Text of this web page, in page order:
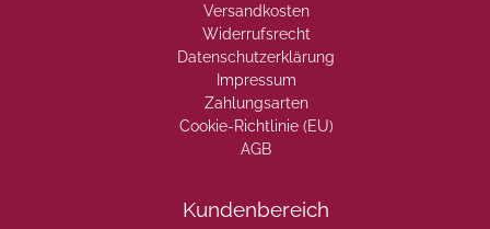
Versandkosten
Widerrufsrecht
Datenschutzerklärung
Impressum
Zahlungsarten
Cookie-Richtlinie (EU)
AGB
Kundenbereich